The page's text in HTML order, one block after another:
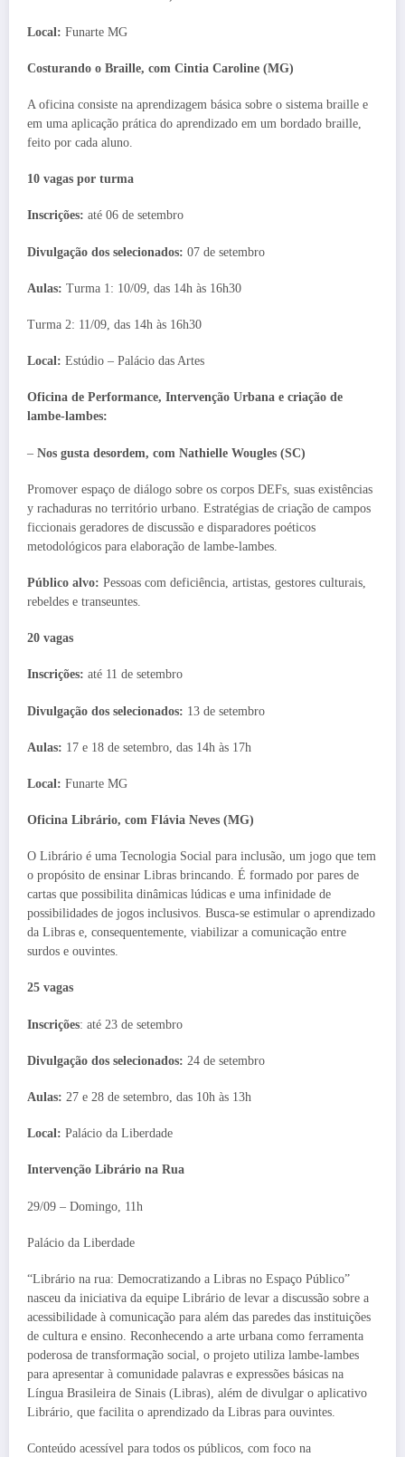
Local: Funarte MG
Costurando o Braille, com Cintia Caroline (MG)
A oficina consiste na aprendizagem básica sobre o sistema braille e
em uma aplicação prática do aprendizado em um bordado braille,
feito por cada aluno.
10 vagas por turma
Inscrições: até 06 de setembro
Divulgação dos selecionados: 07 de setembro
Aulas: Turma 1: 10/09, das 14h às 16h30
Turma 2: 11/09, das 14h às 16h30
Local: Estúdio – Palácio das Artes
Oficina de Performance, Intervenção Urbana e criação de
lambe-lambes:
– Nos gusta desordem, com Nathielle Wougles (SC)
Promover espaço de diálogo sobre os corpos DEFs, suas existências
y rachaduras no território urbano. Estratégias de criação de campos
ficcionais geradores de discussão e disparadores poéticos
metodológicos para elaboração de lambe-lambes.
Público alvo: Pessoas com deficiência, artistas, gestores culturais,
rebeldes e transeuntes.
20 vagas
Inscrições: até 11 de setembro
Divulgação dos selecionados: 13 de setembro
Aulas: 17 e 18 de setembro, das 14h às 17h
Local: Funarte MG
Oficina Librário, com Flávia Neves (MG)
O Librário é uma Tecnologia Social para inclusão, um jogo que tem
o propósito de ensinar Libras brincando. É formado por pares de
cartas que possibilita dinâmicas lúdicas e uma infinidade de
possibilidades de jogos inclusivos. Busca-se estimular o aprendizado
da Libras e, consequentemente, viabilizar a comunicação entre
surdos e ouvintes.
25 vagas
Inscrições: até 23 de setembro
Divulgação dos selecionados: 24 de setembro
Aulas: 27 e 28 de setembro, das 10h às 13h
Local: Palácio da Liberdade
Intervenção Librário na Rua
29/09 – Domingo, 11h
Palácio da Liberdade
“Librário na rua: Democratizando a Libras no Espaço Público”
nasceu da iniciativa da equipe Librário de levar a discussão sobre a
acessibilidade à comunicação para além das paredes das instituições
de cultura e ensino. Reconhecendo a arte urbana como ferramenta
poderosa de transformação social, o projeto utiliza lambe-lambes
para apresentar à comunidade palavras e expressões básicas na
Língua Brasileira de Sinais (Libras), além de divulgar o aplicativo
Librário, que facilita o aprendizado da Libras para ouvintes.
Conteúdo acessível para todos os públicos, com foco na